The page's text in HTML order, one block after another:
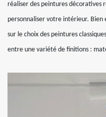
réaliser des peintures décoratives
personnaliser votre intérieur. Bien
sur le choix des peintures
entre une variété de finitions :